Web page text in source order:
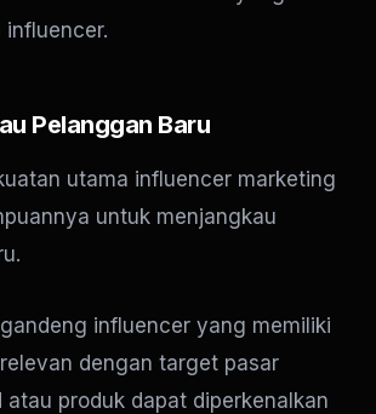
influencer.
Pelanggan Baru
utama influencer marketing
untuk menjangkau
influencer yang memiliki
dengan target pasar
atau produk dapat diperkenalkan